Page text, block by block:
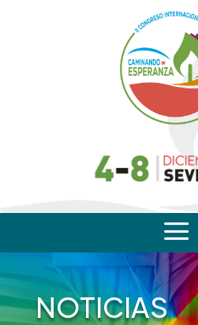
a
NOTICIAS